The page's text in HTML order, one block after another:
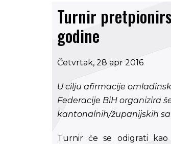
Turnir
godine
Četvrtak, 28 apr 2016
U cilju afirmacije
Federacije BiH organizira
kantonalnih/županijskih
Turnir će se odigrati kao